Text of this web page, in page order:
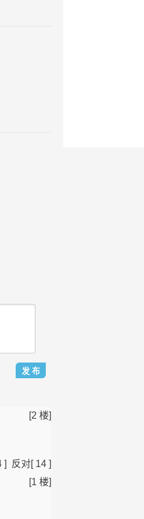
[2 楼]
] 反对[14 ]
[1 楼]